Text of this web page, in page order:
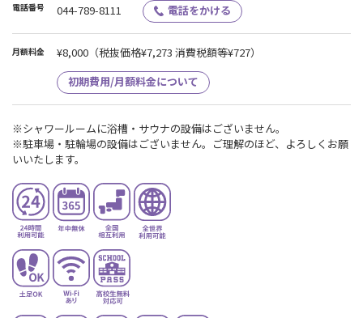
電話番号 044-789-8111 電話をかける
月額料金 ¥8,000 （税抜価格¥7,273 消費税額等¥727）
初期費用/月額料金について
※シャワールームに浴槽・サウナの設備はございません。
※駐車場・駐輪場の設備はございません。ご理解のほど、よろしくお願
いいたします。